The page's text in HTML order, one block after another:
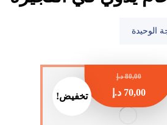
الوحيدة
تخفيض!
80,00 د.إ
70,00 د.إ